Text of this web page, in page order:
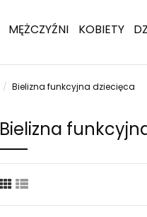
MĘŻCZYŹNI KOBIETY
Bielizna funkcyjna dziecięca
Bielizna